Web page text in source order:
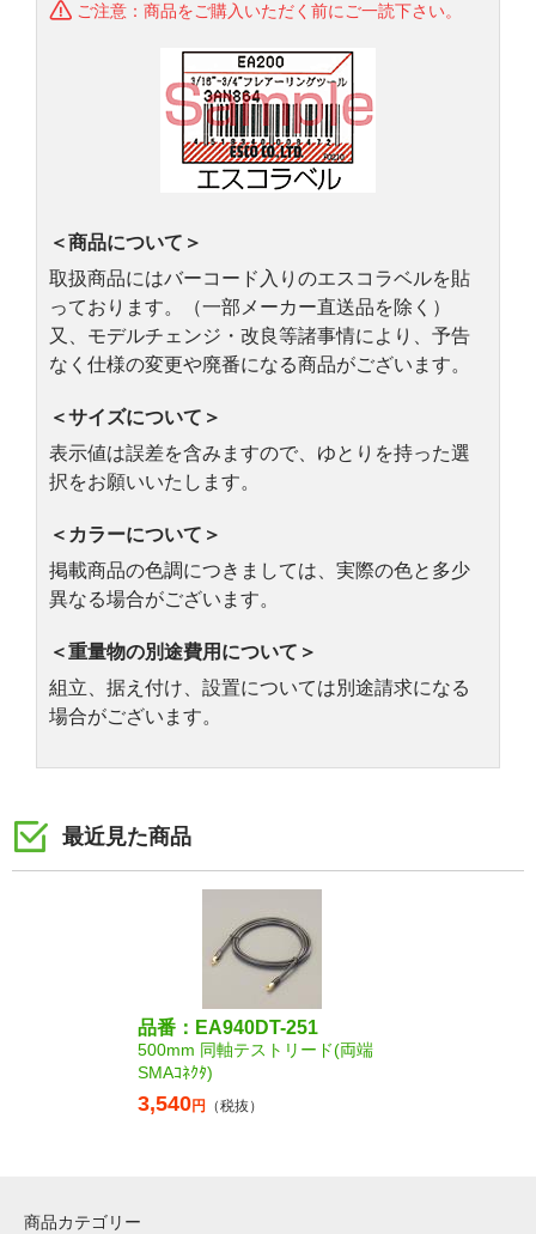
ご注意：商品をご購入いただく前にご一読下さい。
＜商品について＞
取扱商品にはバーコード入りのエスコラベルを貼
っております。（一部メーカー直送品を除く）
又、モデルチェンジ・改良等諸事情により、予告
なく仕様の変更や廃番になる商品がございます。
＜サイズについて＞
表示値は誤差を含みますので、ゆとりを持った選
択をお願いいたします。
＜カラーについて＞
掲載商品の色調につきましては、実際の色と多少
異なる場合がございます。
＜重量物の別途費用について＞
組立、据え付け、設置については別途請求になる
場合がございます。
最近見た商品
品番：EA940DT-251
500mm 同軸テストリード(両端
SMAｺﾈｸﾀ)
3,540円 （税抜）
商品カテゴリー